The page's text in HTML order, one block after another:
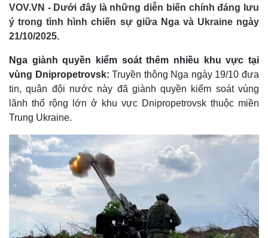
Việc làm
Biển đảo
VOV.VN - Dưới đây là những diễn biến chính đáng lưu
ý trong tình hình chiến sự giữa Nga và Ukraine ngày
21/10/2025.
Nga giành quyền kiểm soát thêm nhiều khu vực tại
vùng Dnipropetrovsk: Truyền thông Nga ngày 19/10 đưa
tin, quân đội nước này đã giành quyền kiểm soát vùng
lãnh thổ rộng lớn ở khu vực Dnipropetrovsk thuộc miền
Trung Ukraine.